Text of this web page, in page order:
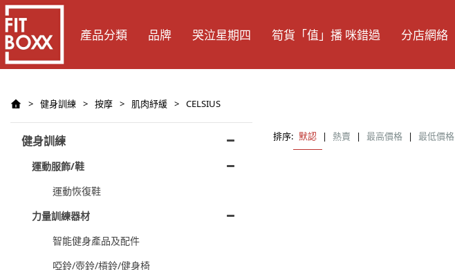
產品分類 品牌 哭泣星期四 筍貨「值」播 咪錯過 分店網絡
> 健身訓練 > 按摩 > 肌肉紓緩 > CELSIUS
健身訓練
運動服飾/鞋
運動恢復鞋
力量訓練器材
智能健身產品及配件
啞鈴/壺鈴/槓鈴/健身椅
排序: 默認 | 熱賣 | 最高價格 | 最低價格